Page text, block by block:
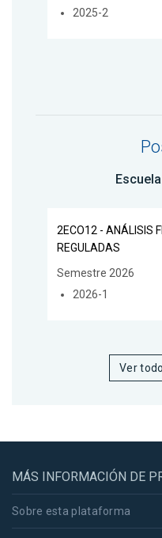
2025-2
2ECO12 - ANÁLISIS
REGULADAS
Semestre 2026
2026-1
Ver
MÁS INFORMACIÓN DE
Sobre esta plataforma